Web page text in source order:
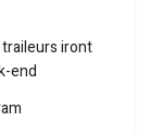
traileurs iront
end